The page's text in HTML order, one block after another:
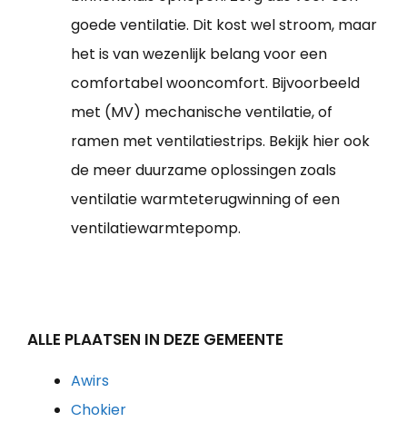
goede ventilatie. Dit kost wel stroom, maar
het is van wezenlijk belang voor een
comfortabel wooncomfort. Bijvoorbeeld
met (MV) mechanische ventilatie, of
ramen met ventilatiestrips. Bekijk hier ook
de meer duurzame oplossingen zoals
ventilatie warmteterugwinning of een
ventilatiewarmtepomp.
ALLE PLAATSEN IN DEZE GEMEENTE
Awirs
Chokier